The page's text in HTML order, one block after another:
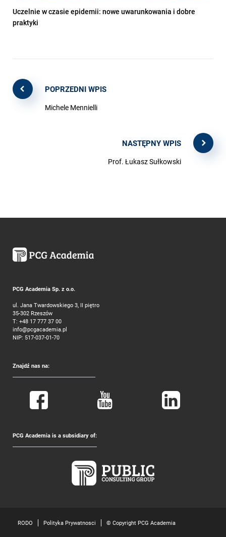
Uczelnie w czasie epidemii: nowe uwarunkowania i dobre
praktyki
POPRZEDNI WPIS
Michele Mennielli
NASTĘPNY WPIS
Prof. Łukasz Sułkowski
PCG Academia Sp. z o.o.
ul. Jana Twardowskiego 3, II piętro
35-302 Rzeszów
T: +48 17 777 37 00
info@pcgacademia.pl
NIP: 517-037-01-70
Znajdź nas na:
PCG Academia is a subsidiary of:
RODO Polityka Prywatnosci © Copyright PCG Academia